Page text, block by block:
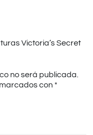
Victoria’s Secret
no será publicada.
con *